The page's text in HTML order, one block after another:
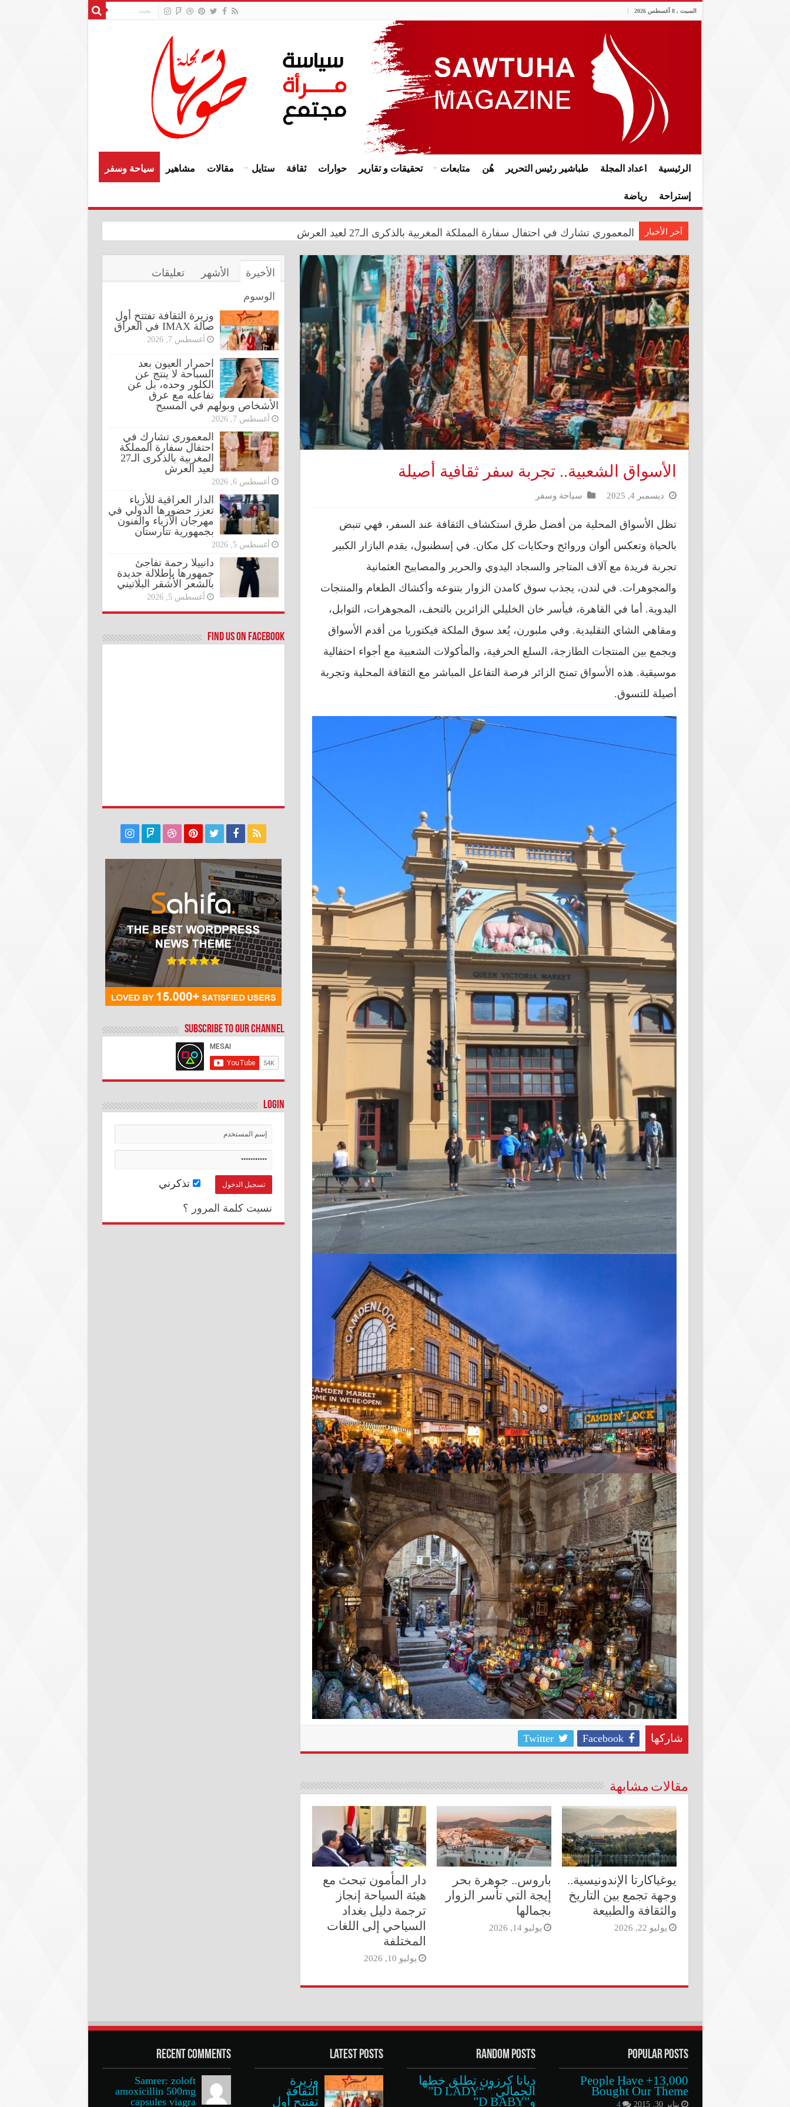
السبت , 8 أغسطس 2026
الرئيسية اعداد المجلة طباشير رئيس التحرير هُن متابعات تحقيقات و تقارير حوارات ثقافة ستايل مقالات مشاهير سياحة وسفر
إستراحة رياضة
آخر الأخبار الدار العراقية للأزياء تعزز حضورها الدولي في مهرجان الأزياء والفنون بجمهورية تتارستان
الأسواق الشعبية.. تجربة سفر ثقافية أصيلة
ديسمبر 4, 2025 سياحة وسفر
تظل الأسواق المحلية من أفضل طرق استكشاف الثقافة عند السفر، فهي تنبض
بالحياة وتعكس ألوان وروائح وحكايات كل مكان. في إسطنبول، يقدم البازار الكبير
تجربة فريدة مع آلاف المتاجر والسجاد اليدوي والحرير والمصابيح العثمانية
والمجوهرات. في لندن، يجذب سوق كامدن الزوار بتنوعه وأكشاك الطعام والمنتجات
اليدوية. أما في القاهرة، فيأسر خان الخليلي الزائرين بالتحف، المجوهرات، التوابل،
ومقاهي الشاي التقليدية. وفي ملبورن، يُعد سوق الملكة فيكتوريا من أقدم الأسواق
ويجمع بين المنتجات الطازجة، السلع الحرفية، والمأكولات الشعبية مع أجواء احتفالية
موسيقية. هذه الأسواق تمنح الزائر فرصة التفاعل المباشر مع الثقافة المحلية وتجربة
أصيلة للتسوق.
شاركها Facebook
Twitter
مقالات مشابهة
يوغياكارتا الإندونيسية..
وجهة تجمع بين التاريخ
والثقافة والطبيعة
يوليو 22, 2026
باروس.. جوهرة بحر
إيجة التي تأسر الزوار
بجمالها
يوليو 14, 2026
دار المأمون تبحث مع
هيئة السياحة إنجاز
ترجمة دليل بغداد
السياحي إلى اللغات
المختلفة
يوليو 10, 2026
الأخيرة الأشهر
تعليقات
الوسوم
وزيرة الثقافة تفتتح أول
صالة IMAX في العراق
أغسطس 7, 2026
احمرار العيون بعد
السباحة لا ينتج عن
الكلور وحده، بل عن
تفاعله مع عرق
الأشخاص وبولهم في المسبح
أغسطس 7, 2026
المعموري تشارك في
احتفال سفارة المملكة
المغربية بالذكرى الـ27
لعيد العرش
أغسطس 6, 2026
الدار العراقية للأزياء
تعزز حضورها الدولي في
مهرجان الأزياء والفنون
بجمهورية تتارستان
أغسطس 5, 2026
دانييلا رحمة تفاجئ
جمهورها بإطلالة جديدة
بالشعر الأشقر البلاتيني
أغسطس 5, 2026
Find us on Facebook
Subscribe to our Channel
Login
تذكرني
نسيت كلمة المرور ؟
Popular Posts
13,000+ People Have
Bought Our Theme
يناير 30, 2015 4
Random Posts
ديانا كرزون تطلق خطها
الجمالي ” “D LADY”
و”D BABY”
Latest Posts
وزيرة
الثقافة
تفتتح أول
Recent Comments
Samrer: zoloft
amoxicillin 500mg
capsules viagra